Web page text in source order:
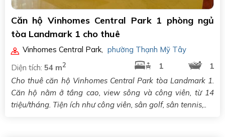
Căn hộ Vinhomes Central Park 1 phòng ngủ
tòa Landmark 1 cho thuê
Vinhomes Central Park, phường Thạnh Mỹ Tây
Diện tích: 54 m2 1
1
Cho thuê căn hộ Vinhomes Central Park tòa Landmark 1.
Căn hộ nằm ở tầng cao, view sông và công viên, từ 14
triệu/tháng. Tiện ích như công viên, sân golf, sân tennis,..